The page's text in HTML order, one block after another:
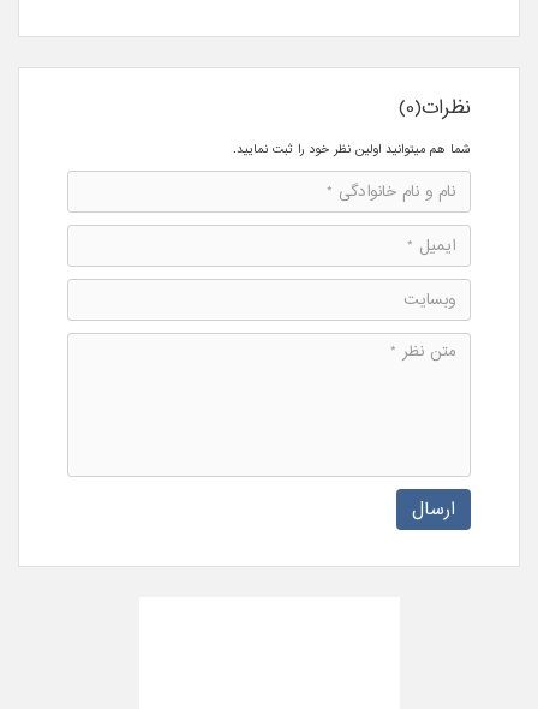
نظرات(0)
شما هم میتوانید اولین نظر خود را ثبت نمایید.
ارسال